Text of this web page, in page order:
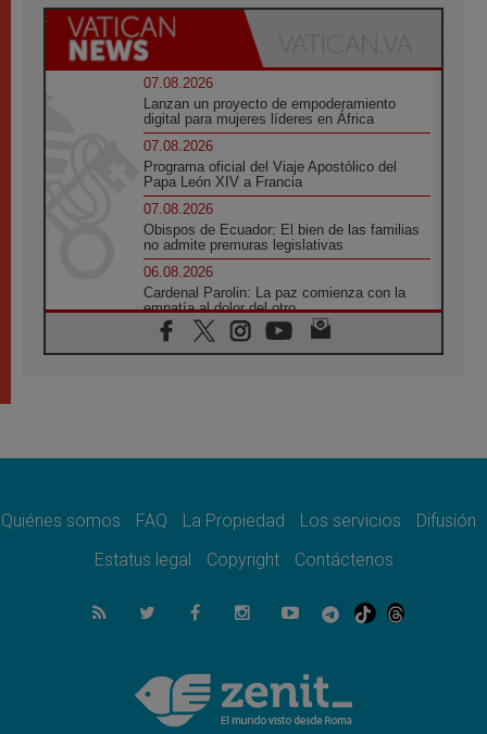
07.08.2026
Lanzan un proyecto de empoderamiento
digital para mujeres líderes en África
07.08.2026
Programa oficial del Viaje Apostólico del
Papa León XIV a Francia
07.08.2026
Obispos de Ecuador: El bien de las familias
no admite premuras legislativas
06.08.2026
Cardenal Parolin: La paz comienza con la
empatía al dolor del otro
06.08.2026
Fray Marco Vianelli: Aprender el Evangelio
06.08.2026
06.08.2026
medio de tensiones y ataques en el sur del
06.08.2026
Hiroshima y Nagasaki, 81 años después.
Pizzaballa en Asís: los cristianos quieren
paz
Quiénes somos FAQ La Propiedad Los servicios
Difusión
Estatus legal
Copyright Contáctenos